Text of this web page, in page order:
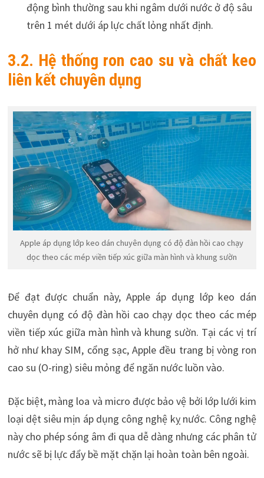
động bình thường sau khi ngâm dưới nước ở độ sâu
trên 1 mét dưới áp lực chất lỏng nhất định.
3.2. Hệ thống ron cao su và chất keo
liên kết chuyên dụng
Apple áp dụng lớp keo dán chuyên dụng có độ đàn hồi cao chạy
dọc theo các mép viền tiếp xúc giữa màn hình và khung sườn
Để đạt được chuẩn này, Apple áp dụng lớp keo dán
chuyên dụng có độ đàn hồi cao chạy dọc theo các mép
viền tiếp xúc giữa màn hình và khung sườn. Tại các vị trí
hở như khay SIM, cổng sạc, Apple đều trang bị vòng ron
cao su (O-ring) siêu mỏng để ngăn nước luồn vào.
Đặc biệt, màng loa và micro được bảo vệ bởi lớp lưới kim
loại dệt siêu mịn áp dụng công nghệ kỵ nước. Công nghệ
này cho phép sóng âm đi qua dễ dàng nhưng các phân tử
nước sẽ bị lực đẩy bề mặt chặn lại hoàn toàn bên ngoài.